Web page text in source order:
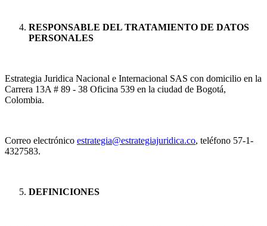
RESPONSABLE DEL TRATAMIENTO DE DATOS
PERSONALES
Estrategia Juridica Nacional e Internacional SAS con domicilio en la
Carrera 13A # 89 - 38 Oficina 539 en la ciudad de Bogotá,
Colombia.
Correo electrónico estrategia@estrategiajuridica.co, teléfono 57-1-
4327583.
DEFINICIONES